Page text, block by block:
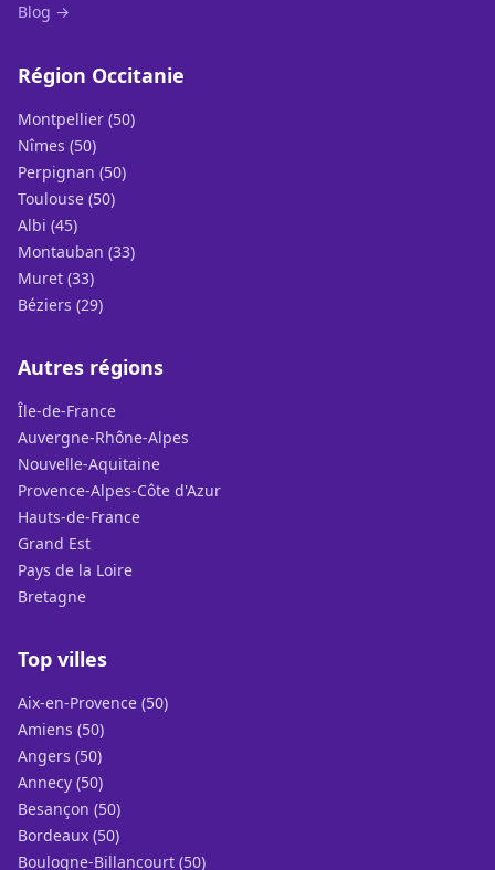
Blog →
Région Occitanie
Montpellier (50)
Nîmes (50)
Perpignan (50)
Toulouse (50)
Albi (45)
Montauban (33)
Muret (33)
Béziers (29)
Autres régions
Île-de-France
Auvergne-Rhône-Alpes
Nouvelle-Aquitaine
Provence-Alpes-Côte d'Azur
Hauts-de-France
Grand Est
Pays de la Loire
Bretagne
Top villes
Aix-en-Provence (50)
Amiens (50)
Angers (50)
Annecy (50)
Besançon (50)
Bordeaux (50)
Boulogne-Billancourt (50)